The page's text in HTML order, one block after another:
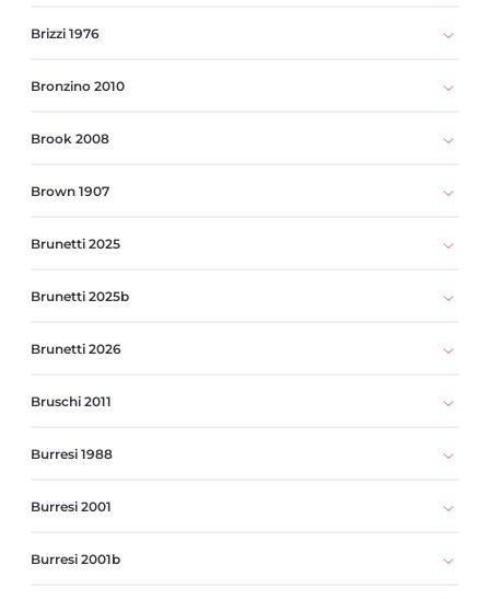
Brizzi 1976
Bronzino 2010
Brook 2008
Brown 1907
Brunetti 2025
Brunetti 2025b
Brunetti 2026
Bruschi 2011
Burresi 1988
Burresi 2001
Burresi 2001b